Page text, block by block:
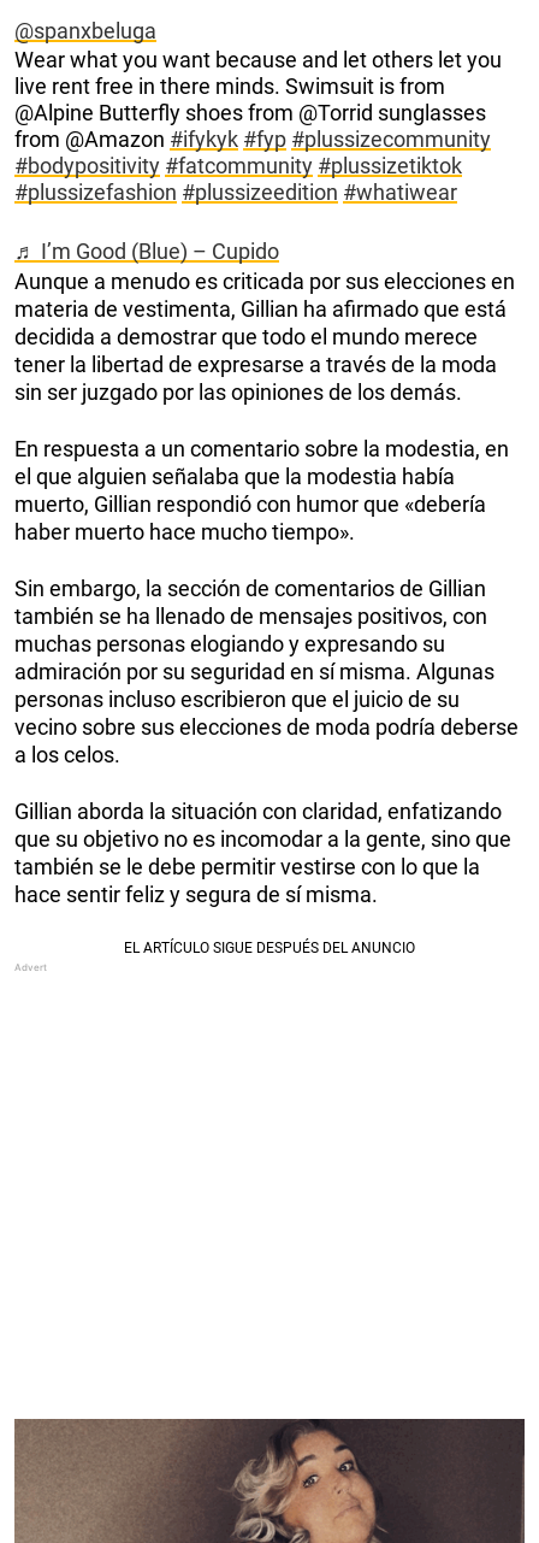
@spanxbeluga
Wear what you want because and let others let you
live rent free in there minds. Swimsuit is from
@Alpine Butterfly shoes from @Torrid sunglasses
from @Amazon #ifykyk #fyp #plussizecommunity
#bodypositivity #fatcommunity #plussizetiktok
#plussizefashion #plussizeedition #whatiwear
♬ I’m Good (Blue) – Cupido
Aunque a menudo es criticada por sus elecciones en
materia de vestimenta, Gillian ha afirmado que está
decidida a demostrar que todo el mundo merece
tener la libertad de expresarse a través de la moda
sin ser juzgado por las opiniones de los demás.
En respuesta a un comentario sobre la modestia, en
el que alguien señalaba que la modestia había
muerto, Gillian respondió con humor que «debería
haber muerto hace mucho tiempo».
Sin embargo, la sección de comentarios de Gillian
también se ha llenado de mensajes positivos, con
muchas personas elogiando y expresando su
admiración por su seguridad en sí misma. Algunas
personas incluso escribieron que el juicio de su
vecino sobre sus elecciones de moda podría deberse
a los celos.
Gillian aborda la situación con claridad, enfatizando
que su objetivo no es incomodar a la gente, sino que
también se le debe permitir vestirse con lo que la
hace sentir feliz y segura de sí misma.